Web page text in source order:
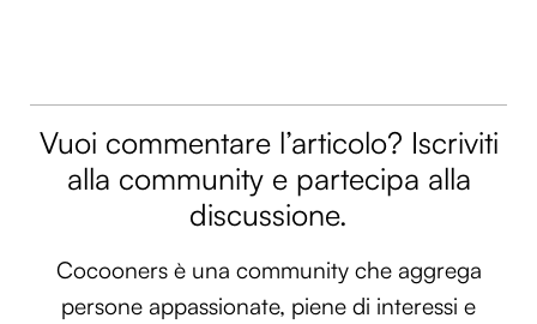
Vuoi commentare l’articolo? Iscriviti
alla community e partecipa alla
discussione.
Cocooners è una community che aggrega
persone appassionate, piene di interessi e